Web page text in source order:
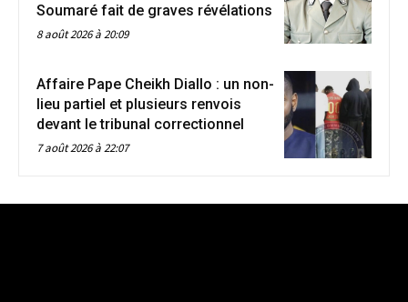
Soumaré fait de graves révélations
8 août 2026 à 20:09
Affaire Pape Cheikh Diallo : un non-
lieu partiel et plusieurs renvois
devant le tribunal correctionnel
7 août 2026 à 22:07